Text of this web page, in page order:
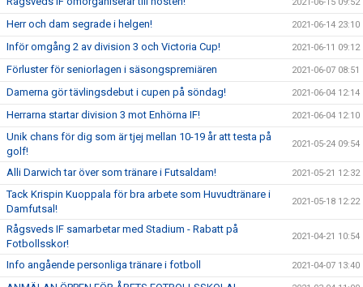
Herr och dam segrade i helgen! 2021-06-14 23:10
Inför omgång 2 av division 3 och Victoria Cup! 2021-06-11 09:12
Förluster för seniorlagen i säsongspremiären 2021-06-07 08:51
Damerna gör tävlingsdebut i cupen på söndag! 2021-06-04 12:14
Herrarna startar division 3 mot Enhörna IF! 2021-06-04 12:10
Unik chans för dig som är tjej mellan 10-19 år att testa på
golf!
2021-05-24 09:54
Alli Darwich tar över som tränare i Futsaldam! 2021-05-21 12:32
Tack Krispin Kuoppala för bra arbete som Huvudtränare i
Damfutsal!
2021-05-18 12:22
Rågsveds IF samarbetar med Stadium - Rabatt på
Fotbollsskor!
2021-04-21 10:54
Info angående personliga tränare i fotboll 2021-04-07 13:40